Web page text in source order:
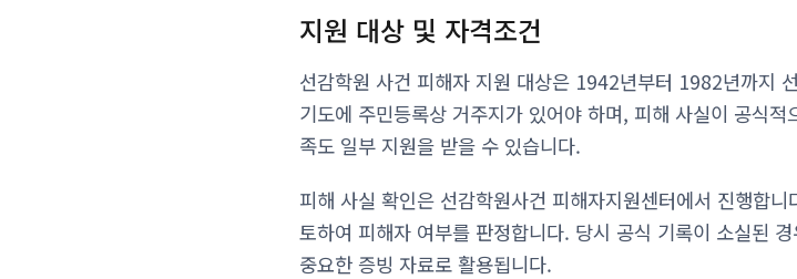
지원 대상 및 자격조건
선감학원 사건 피해자 지원 대상은 1942년부터 1982년까지
기도에 주민등록상 거주지가 있어야 하며, 피해 사실이 공식
족도 일부 지원을 받을 수 있습니다.
피해 사실 확인은 선감학원사건 피해자지원센터에서 진행합
토하여 피해자 여부를 판정합니다. 당시 공식 기록이 소실된
중요한 증빙 자료로 활용됩니다.